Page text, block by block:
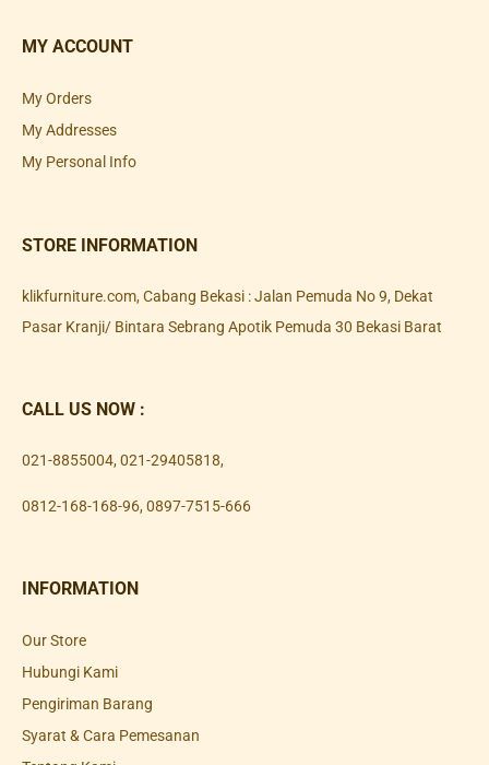
MY ACCOUNT
My Orders
My Addresses
My Personal Info
STORE INFORMATION
klikfurniture.com, Cabang Bekasi : Jalan Pemuda No 9, Dekat
Pasar Kranji/ Bintara Sebrang Apotik Pemuda 30 Bekasi Barat
CALL US NOW :
021-8855004, 021-29405818,
0812-168-168-96, 0897-7515-666
INFORMATION
Our Store
Hubungi Kami
Pengiriman Barang
Syarat & Cara Pemesanan